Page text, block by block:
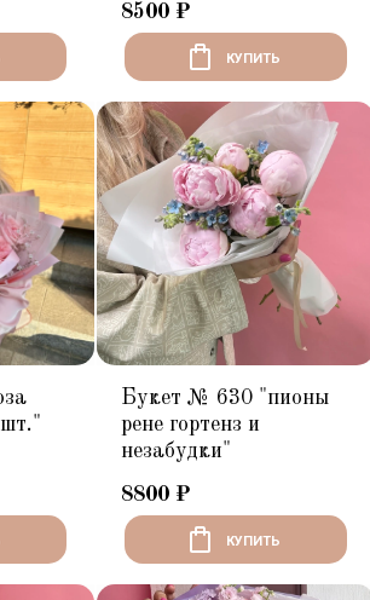
8500 ₽
КУПИТЬ
Букет № 630 "пионы
рене гортенз и
незабудки"
8800 ₽
КУПИТЬ